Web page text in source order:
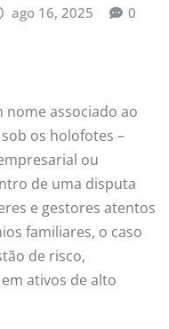
ago 16, 2025 0
nome associado ao
os holofotes –
ou
de uma disputa
e gestores atentos
familiares, o caso
de risco,
ativos de alto